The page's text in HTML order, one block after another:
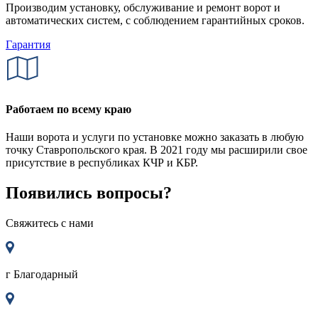
Производим установку, обслуживание и ремонт ворот и
автоматических систем, с соблюдением гарантийных сроков.
Гарантия
Работаем по всему краю
Наши ворота и услуги по установке можно заказать в любую
точку Ставропольского края. В 2021 году мы расширили свое
присутствие в республиках КЧР и КБР.
Появились вопросы?
Свяжитесь с нами
г Благодарный